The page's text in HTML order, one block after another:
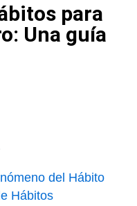
para
Una guía
del Hábito
Hábitos